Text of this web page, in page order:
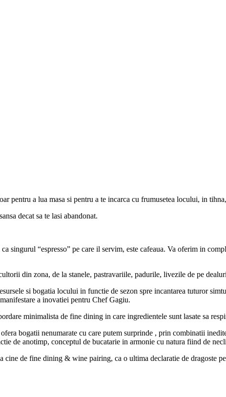
pentru a lua masa si pentru a te incarca cu frumusetea locului, in
decat sa te lasi abandonat.
singurul “espresso” pe care il servim, este cafeaua. Va oferim in
din zona, de la stanele, pastravariile, padurile, livezile de pe
si bogatia locului in functie de sezon spre incantarea tuturor
a inovatiei pentru Chef Gagiu.
minimalista de fine dining in care ingredientele sunt lasate sa
bogatii nenumarate cu care putem surprinde , prin combinatii
de anotimp, conceptul de bucatarie in armonie cu natura fiind de
cine de fine dining & wine pairing, ca o ultima declaratie de dragoste